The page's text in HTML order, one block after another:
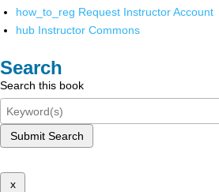
how_to_reg Request Instructor Account
hub Instructor Commons
Search
Search this book
Submit Search
x